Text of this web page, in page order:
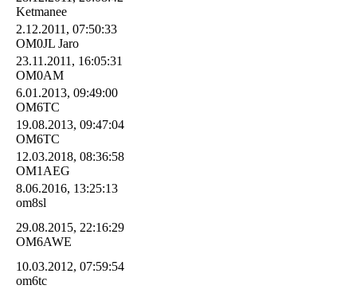
Ketmanee
2.12.2011, 07:50:33
OM0JL Jaro
23.11.2011, 16:05:31
OM0AM
6.01.2013, 09:49:00
OM6TC
19.08.2013, 09:47:04
OM6TC
12.03.2018, 08:36:58
OM1AEG
8.06.2016, 13:25:13
om8sl
29.08.2015, 22:16:29
OM6AWE
10.03.2012, 07:59:54
om6tc